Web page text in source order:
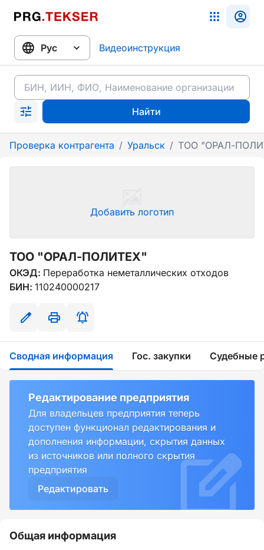
Видеоинструкция
Найти
Проверка контрагента / Уральск / ТОО "ОРАЛ-
Добавить логотип
ТОО "ОРАЛ-ПОЛИТЕХ"
ОКЭД: Переработка неметаллических отходов
БИН: 110240000217
Сводная информация Гос. закупки Судебные
Редактирование предприятия
Для владельцев предприятия теперь
доступен функционал редактирования и
дополнения информации, скрытия данных
из источников или полного скрытия
предприятия
Редактировать
Общая информация